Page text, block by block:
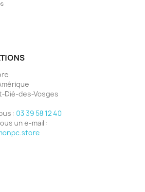
Dié-des-Vosges
: 03 39 58 12 40
un e-mail :